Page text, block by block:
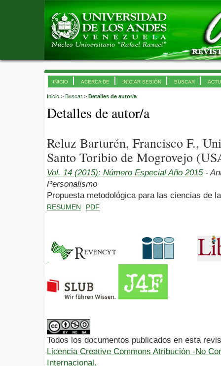
INICIO ACERCA DE INICIAR SESIÓN BUSCAR
Inicio > Buscar > Detalles de autor/a
Detalles de autor/a
Reluz Barturén, Francisco F.,
Santo Toribio de Mogrovejo
Vol. 14 (2015): Número Especial Año 2015-
Personalismo
Propuesta metodológica para las ciencias de
RESUMEN PDF
Todos los documentos publicados en esta
Licencia Creative Commons Atribución -No
Internacional.